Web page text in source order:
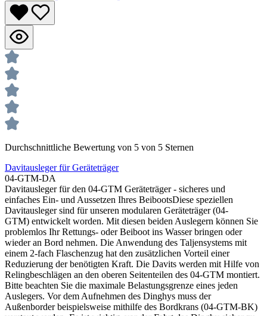
Durchschnittliche Bewertung von 5 von 5 Sternen
Davitausleger für Geräteträger
04-GTM-DA
Davitausleger für den 04-GTM Geräteträger - sicheres und
einfaches Ein- und Aussetzen Ihres BeibootsDiese speziellen
Davitausleger sind für unseren modularen Geräteträger (04-
GTM) entwickelt worden. Mit diesen beiden Auslegern können Sie
problemlos Ihr Rettungs- oder Beiboot ins Wasser bringen oder
wieder an Bord nehmen. Die Anwendung des Taljensystems mit
einem 2-fach Flaschenzug hat den zusätzlichen Vorteil einer
Reduzierung der benötigten Kraft. Die Davits werden mit Hilfe von
Relingbeschlägen an den oberen Seitenteilen des 04-GTM montiert.
Bitte beachten Sie die maximale Belastungsgrenze eines jeden
Auslegers. Vor dem Aufnehmen des Dinghys muss der
Außenborder beispielsweise mithilfe des Bordkrans (04-GTM-BK)